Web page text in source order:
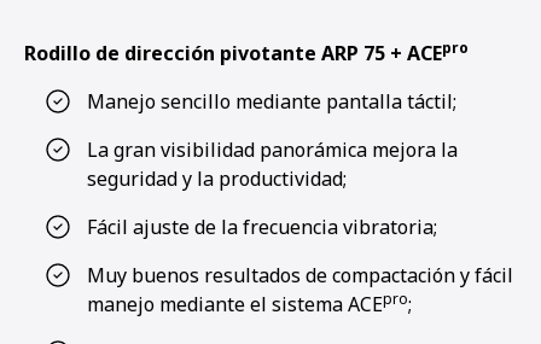
Rodillo de dirección pivotante ARP 75 + ACEpro
Manejo sencillo mediante pantalla táctil;
La gran visibilidad panorámica mejora la
seguridad y la productividad;
Fácil ajuste de la frecuencia vibratoria;
Muy buenos resultados de compactación y fácil
manejo mediante el sistema ACEpro;